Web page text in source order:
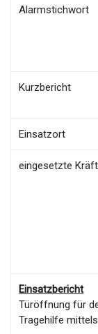
Alarmstichwort
Kurzbericht
Einsatzort
eingesetzte
Einsatzbericht
Türöffnung für
Tragehilfe